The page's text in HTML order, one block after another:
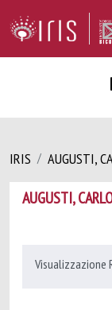
IRIS AUGUSTI,
AUGUSTI,
Visualizzazione